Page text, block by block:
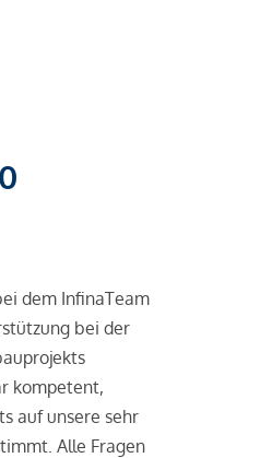
dem InfinaTeam
bei der
kompetent,
auf unsere sehr
Alle Fragen